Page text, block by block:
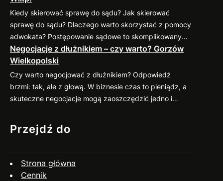
kontrahenta przed nawiązaniem współpracy Zanim
podpiszesz umowę, dokładnie sprawdź potencjalnego
kontrahenta. Możesz zweryfikować jego wiarygodność
finansową w dostępnych bazach gospodarczych (np.
KRD, BIG) oraz poprosić o…
Kiedy skierować sprawę do sądu? Jak skierować
sprawę do sądu? Dlaczego warto skorzystać z pomocy
adwokata? Postępowanie sądowe to skomplikowany
proces, który wymaga znajomości przepisów oraz
procedur. Profesjonalny pełnomocnik: Jeśli
zastanawiasz się nad skierowaniem swojej sprawy do
sądu, zapraszam do kontaktu
883 593 553. Chętnie
pomogę w ocenie sytuacji, przygotowaniu pozwu i
Negocjacje z dłużnikiem – czy warto? Gorzów
Wielkopolski
Czy warto negocjować z dłużnikiem? Odpowiedź
brzmi: tak, ale z głową. W biznesie czas to pieniądz, a
skuteczne negocjacje mogą zaoszczędzić jedno i
dłużnikiem często przynosi zaskakująco pozytywne
efekty. Dlaczego warto negocjować? Jak się
zawsze. Jeśli dłużnik wyraźnie unika kontaktu, działa
nieuczciwie…
Przejdź do
Strona główna
Cennik